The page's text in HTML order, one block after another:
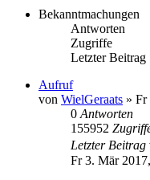
Bekanntmachungen
Antworten
Zugriffe
Letzter Beitrag
Aufruf
von WielGeraats » Fr
0Antworten
155952
Letzter Beitrag
Fr 3. Mär